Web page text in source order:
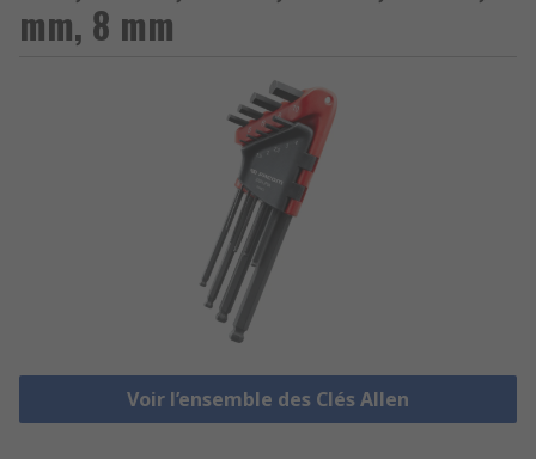
mm, 8 mm
Voir l’ensemble des Clés Allen